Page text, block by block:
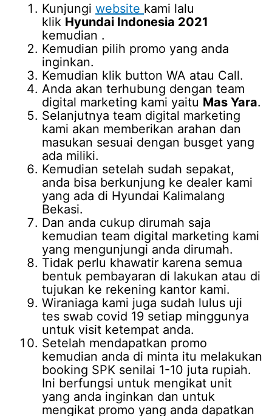
Kunjungiwebsite kami lalu
klik Hyundai Indonesia 2021
kemudian .
Kemudian pilih promo yang anda
inginkan.
Kemudian klik button WA atau Call.
Anda akan terhubung dengan team
digital marketing kami yaitu Mas Yara.
Selanjutnya team digital marketing
kami akan memberikan arahan dan
masukan sesuai dengan busget yang
ada miliki.
Kemudian setelah sudah sepakat,
anda bisa berkunjung ke dealer kami
yang ada di Hyundai Kalimalang
Bekasi.
Dan anda cukup dirumah saja
kemudian team digital marketing kami
yang mengunjungi anda dirumah.
Tidak perlu khawatir karena semua
bentuk pembayaran di lakukan atau di
tujukan ke rekening kantor kami.
Wiraniaga kami juga sudah lulus uji
tes swab covid 19 setiap minggunya
untuk visit ketempat anda.
Setelah mendapatkan promo
kemudian anda di minta itu melakukan
booking SPK senilai 1-10 juta rupiah.
Ini berfungsi untuk mengikat unit
yang anda inginkan dan untuk
mengikat promo yang anda dapatkan